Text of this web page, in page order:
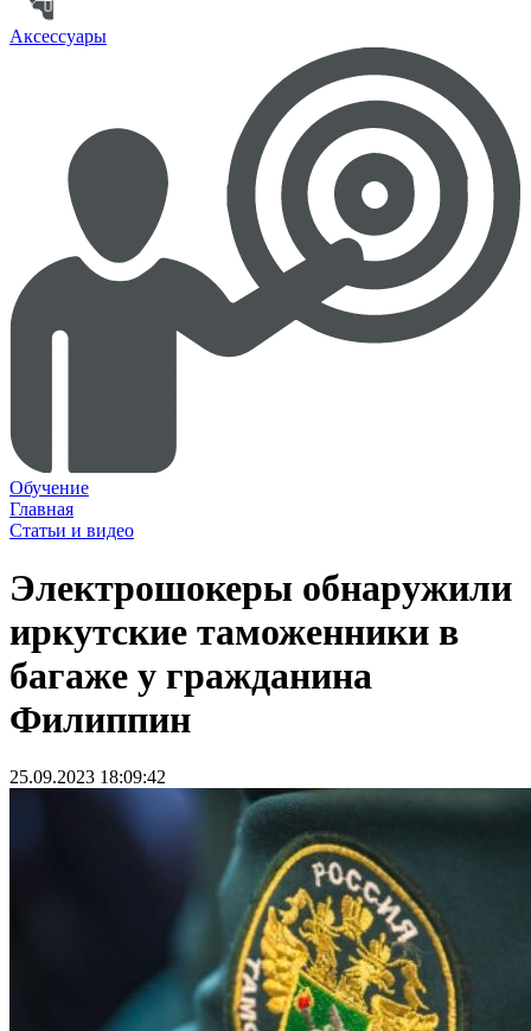
Аксессуары
Обучение
Главная
Статьи и видео
Электрошокеры обнаружили
иркутские таможенники в
багаже у гражданина
Филиппин
25.09.2023 18:09:42